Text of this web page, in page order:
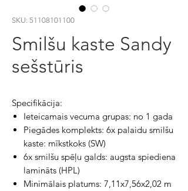
SKU: 51108101100
Smilšu kaste Sandy
sešstūris
Specifikācija:
Ieteicamais vecuma grupas: no 1 gada
Piegādes komplekts: 6x palaidu smilšu
kaste: mīkstkoks (SW)
6x smilšu spēļu galds: augsta spiediena
lamināts (HPL)
Minimālais platums: 7,11x7,56x2,02 m